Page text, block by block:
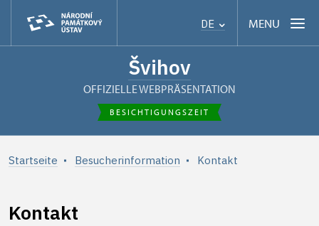
DE MENU
Švihov
OFFIZIELLE WEBPRÄSENTATION
BESICHTIGUNGSZEIT
Startseite Besucherinformation Kontakt
Kontakt